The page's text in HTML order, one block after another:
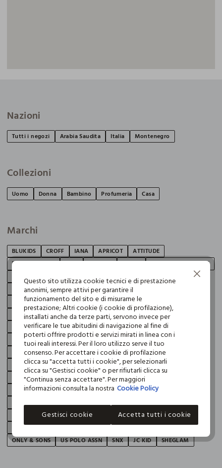
Nazioni
Tutti i negozi Arabia Saudita Italia Montenegro
Collezioni
Uomo Donna Bambino Profumeria Casa
Marchi
BLUKIDS CROFF IANA APRICOT
ATTITUDE
BIJOU BRIGITTE
CAGI CLAIRE'S ESPRIT
GABBIANO OCCHIALI
GABBIANO UPIM
INTERGROSS
JACK & JONES
JACQUELINE DE YONG
JC ACCESSORIES
LA VIE
LEPEL LOVABLE MARI LIBRI
ONLY
PERLETTI PITTAROSSO PLAYTEX
RESET
ROCCO GIOCATTOLI
SANPELLEGRINO SPRINGFIELD
TESCOMA
TRI-COASTAL WAKE UP COSMETICS
WAMPUM
YOULOOK
J. HART & BROS RUMFORD
HOLISTC MAN
PRIVACY
NICE & CHIC IWIE ROSA THEA
NYMOS
HOLISTIC WOMAN
ACCESSORI JBL B-YOU
KAPPA
LICENZE BAMBINO 40 JBL
LICENZE BAMBINO JBL
NAVIGARE BLACK
NORWAY POLINELLI
RUSSELL ATHLETIC
SPORT COMMERCE
CARMAKOMA GYMNASIUM
HAND
ONLY & SONS
US POLO ASSN SNX JC KID SHEGLAM
Questo sito utilizza cookie tecnici e di prestazione
anonimi, sempre attivi per garantire il
funzionamento del sito e di misurarne le
prestazione; Altri cookie (i cookie di profilazione),
installati anche da terze parti, servono invece per
verificare le tue abitudini di navigazione al fine di
poterti offrire prodotti e servizi mirati in linea con i
tuoi reali interessi. Per il loro utilizzo serve il tuo
consenso. Per accettare i cookie di profilazione
clicca su "accetta tutti i cookie", per selezionarli
clicca su "Gestisci cookie" o per rifiutarli clicca su
"Continua senza accettare". Per maggiori
informazioni consulta la nostra Cookie Policy
Gestisci cookie Accetta tutti i cookie
Continua senza accettare